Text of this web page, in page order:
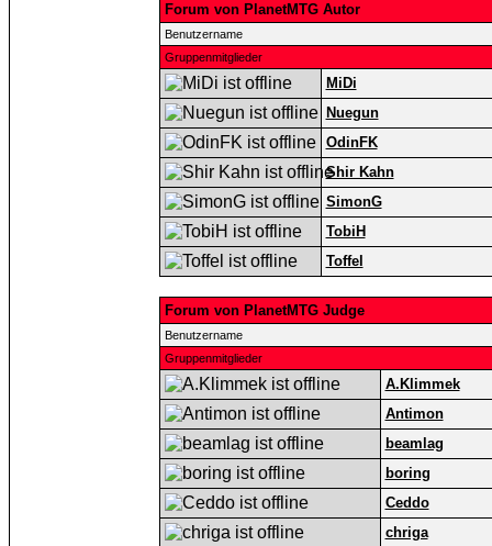
Forum von PlanetMTG Autor
Benutzername
Gruppenmitglieder
MiDi
Nuegun
OdinFK
Shir Kahn
SimonG
TobiH
Toffel
Forum von PlanetMTG Judge
Benutzername
Gruppenmitglieder
A.Klimmek
Antimon
beamlag
boring
Ceddo
chriga